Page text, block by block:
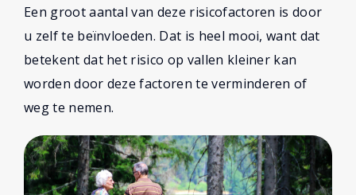
Een groot aantal van deze risicofactoren is door
u zelf te beïnvloeden. Dat is heel mooi, want dat
betekent dat het risico op vallen kleiner kan
worden door deze factoren te verminderen of
weg te nemen.